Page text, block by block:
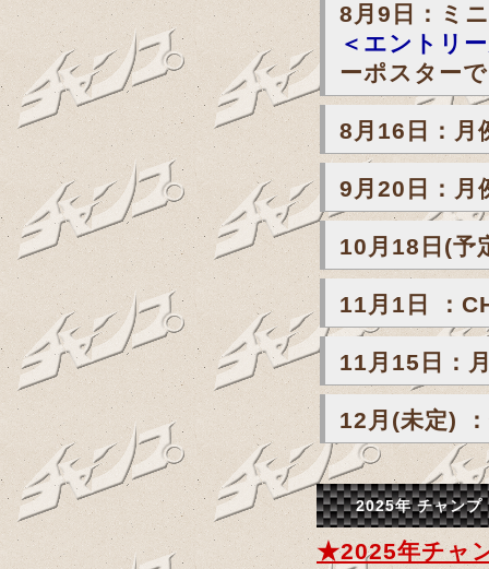
8月9日：ミ
＜エントリ
ーポスター
8月16日：月
9月20日：月
10月18日(予
11月1日 ：
11月15日：
12月(未定)
2025年 チャンプ
★2025年チャ